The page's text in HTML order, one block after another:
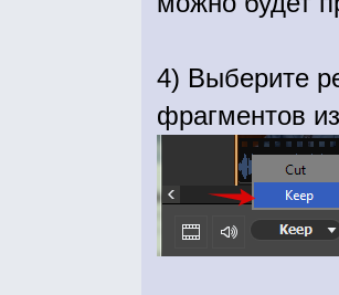
4) Выберите
фрагментов